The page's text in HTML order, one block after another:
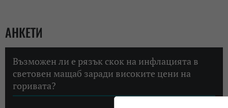
АНКЕТИ
Възможен ли е рязък скок на инфлацията в
световен мащаб заради високите цени на
горивата?